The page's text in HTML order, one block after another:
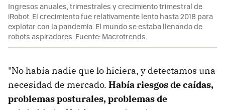
Ingresos anuales, trimestrales y crecimiento trimestral de
iRobot. El crecimiento fue relativamente lento hasta 2018 para
explotar con la pandemia. El mundo se estaba llenando de
robots aspiradores. Fuente: Macrotrends.
"No había nadie que lo hiciera, y detectamos una
necesidad de mercado. Había riesgos de caídas,
problemas posturales, problemas de